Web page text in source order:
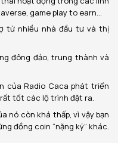
game play to earn…
từ nhiều nhà đầu tư và thị
đông đảo, trung thành và
của Radio Caca phát triển
tốt các lộ trình đặt ra.
nó còn khá thấp, vì vậy bạn
đồng coin “nặng ký” khác.